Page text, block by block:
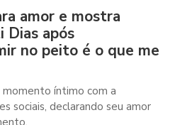
amor e mostra
Dias após
no peito é o que me
íntimo com a
sociais, declarando seu amor